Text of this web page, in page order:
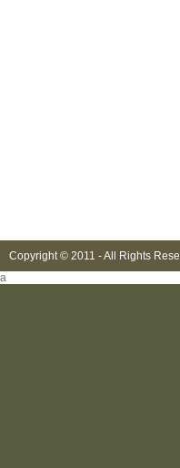
Copyright © 2011 - All Rights
a